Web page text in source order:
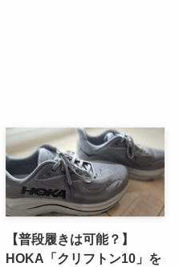
【普段履きは可能？】
HOKA「クリフトン10」を